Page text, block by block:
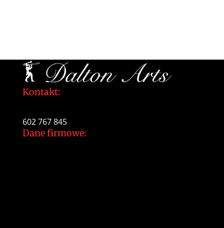
Kontakt:
602 767 845
Dane firmowe: